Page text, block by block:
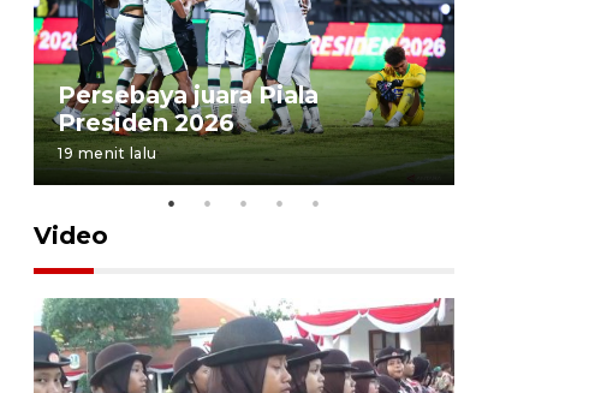
Persebaya juara Piala
Presiden 2026
19 menit lalu
Video